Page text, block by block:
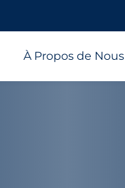
À Propos de Nous